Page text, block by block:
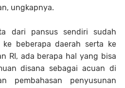
ungkapnya.
dari pansus sendiri sudah
ke beberapa daerah serta ke
RI, ada berapa hal yang bisa
disana sebagai acuan di
pembahasan penyusunan